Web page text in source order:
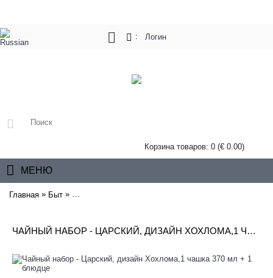
: Логин
Корзина товаров: 0 (€ 0.00)
МЕНЮ
Главная » Быт » Чайный набор - Царский, дизайн Хохлома,1 чашка
ЧАЙНЫЙ НАБОР - ЦАРСКИЙ, ДИЗАЙН ХОХЛОМА,1 ЧАШКА 370 МЛ + 1 БЛЮДЦЕ